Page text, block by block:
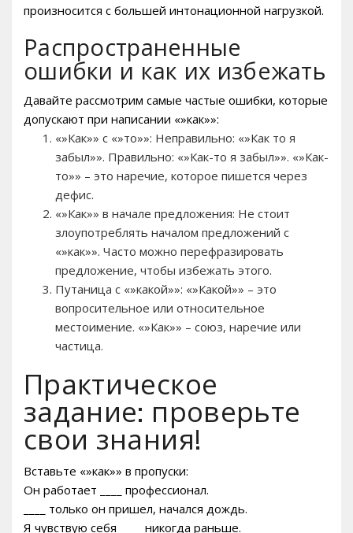
произносится с большей интонационной нагрузкой.
Распространенные
ошибки и как их избежать
Давайте рассмотрим самые частые ошибки, которые
допускают при написании «»как»»:
«»Как»» с «»то»»: Неправильно: «»Как то я
забыл»». Правильно: «»Как-то я забыл»». «»Как-
то»» – это наречие, которое пишется через
дефис.
«»Как»» в начале предложения: Не стоит
злоупотреблять началом предложений с
«»как»». Часто можно перефразировать
предложение, чтобы избежать этого.
Путаница с «»какой»»: «»Какой»» – это
вопросительное или относительное
местоимение. «»Как»» – союз, наречие или
частица.
Практическое
задание: проверьте
свои знания!
Вставьте «»как»» в пропуски:
Он работает ____ профессионал.
____ только он пришел, начался дождь.
Я чувствую себя ____ никогда раньше.